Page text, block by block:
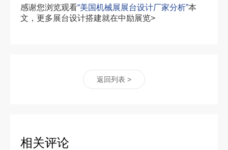
感谢您浏览观看“美国机械展展台设计厂家分析”本
文，更多展台设计搭建就在中励展览>
返回列表 >
相关评论